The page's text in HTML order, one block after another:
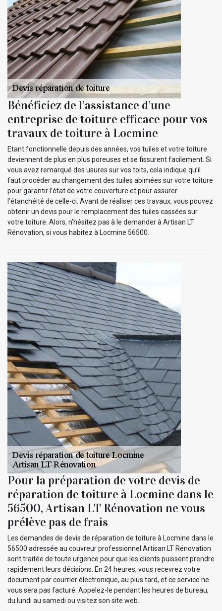
Bénéficiez de l’assistance d’une
entreprise de toiture efficace pour vos
travaux de toiture à Locmine
Etant fonctionnelle depuis des années, vos tuiles et votre toiture
deviennent de plus en plus poreuses et se fissurent facilement. Si
vous avez remarqué des usures sur vos toits, cela indique qu’il
faut procéder au changement des tuiles abimées sur votre toiture
pour garantir l’état de votre couverture et pour assurer
l’étanchéité de celle-ci. Avant de réaliser ces travaux, vous pouvez
obtenir un devis pour le remplacement des tuiles cassées sur
votre toiture. Alors, n’hésitez pas à le demander à Artisan LT
Rénovation, si vous habitez à Locmine 56500.
Pour la préparation de votre devis de
réparation de toiture à Locmine dans le
56500, Artisan LT Rénovation ne vous
prélève pas de frais
Les demandes de devis de réparation de toiture à Locmine dans le
56500 adressée au couvreur professionnel Artisan LT Rénovation
sont traitée de toute urgence pour que les clients puissent prendre
rapidement leurs décisions. En 24 heures, vous recevrez votre
document par courrier électronique, au plus tard, et ce service ne
vous sera pas facturé. Appelez-le pendant les heures de bureau,
du lundi au samedi ou visitez son site web.